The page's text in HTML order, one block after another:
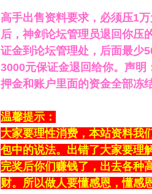
高手出售资料要求，必须压1
后，神剑论坛管理员退回你压
证金到论坛管理处，后面最少
3000元保证金退回给你。声明
押金和账户里面的资金全部冻
温馨提示：
大家要理性消费，本站资料我
包中的说法。出错了大家要理
完奖后你们赚钱了，出去各种
财。所以做人要懂感恩，懂感